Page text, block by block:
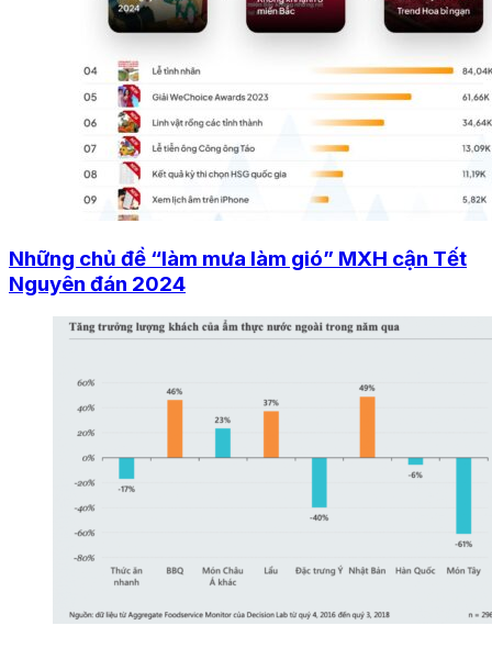
Những chủ đề “làm mưa làm gió” MXH cận Tết
Nguyên đán 2024